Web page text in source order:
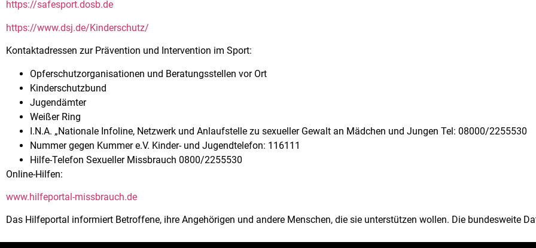
https://safesport.dosb.de
https://www.dsj.de/Kinderschutz/
Kontaktadressen zur Prävention und Intervention im Sport:
Opferschutzorganisationen und Beratungsstellen vor Ort
Kinderschutzbund
Jugendämter
Weißer Ring
I.N.A. „Nationale Infoline, Netzwerk und Anlaufstelle zu sexueller Gewalt an Mädchen und Jungen Tel: 08000/2255530
Nummer gegen Kummer e.V. Kinder- und Jugendtelefon: 116111
Hilfe-Telefon Sexueller Missbrauch 0800/2255530
Online-Hilfen:
www.hilfeportal-missbrauch.de
Das Hilfeportal informiert Betroffene, ihre Angehörigen und andere Menschen, die sie unterstützen wollen. Die bundesweite